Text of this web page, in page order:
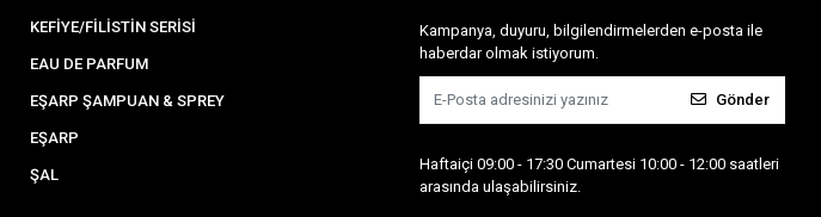
KEFİYE/FİLİSTİN SERİSİ
EAU DE PARFUM
EŞARP ŞAMPUAN & SPREY
EŞARP
ŞAL
Kampanya, duyuru, bilgilendirmelerden e-posta ile
haberdar olmak istiyorum.
Gönder
Haftaiçi 09:00 - 17:30 Cumartesi 10:00 - 12:00 saatleri
arasında ulaşabilirsiniz.